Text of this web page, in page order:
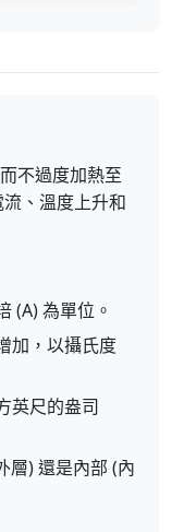
不過度加熱至
、溫度上升和
(A) 為單位。
加，以攝氏度
英尺的盎司
層) 還是內部 (內